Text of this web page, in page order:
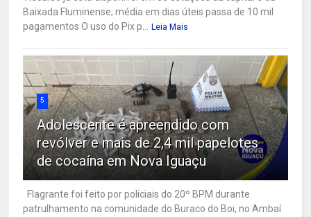
Baixada Fluminense; média em dias úteis passa de 10 mil
pagamentos O uso do Pix p...
Leia Mais
5
Adolescente é apreendido com
revólver e mais de 2,4 mil papelotes
de cocaína em Nova Iguaçu
Flagrante foi feito por policiais do 20º BPM durante
patrulhamento na comunidade do Buraco do Boi, no Ambaí